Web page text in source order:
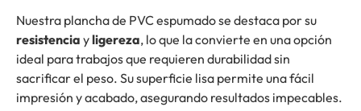
Nuestra plancha de PVC espumado se destaca por su
resistencia yligereza, lo que la convierte en una opción
ideal para trabajos que requieren durabilidad sin
sacrificar el peso. Su superficie lisa permite una fácil
impresión y acabado, asegurando resultados impecables.